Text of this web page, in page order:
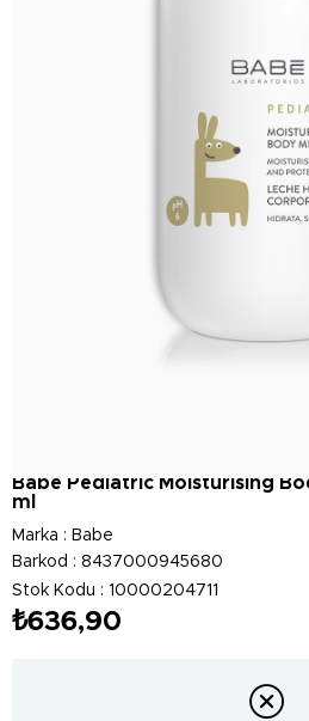
Babe Pedıatrıc Moısturısıng
ml
Marka : Babe
Barkod : 8437000945680
Stok Kodu
10000204711
₺636,90